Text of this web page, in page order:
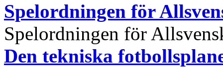
Spelordningen för
Spelordningen för
Den tekniska